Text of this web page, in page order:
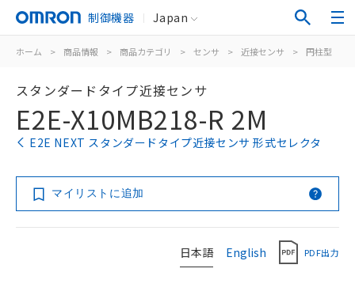
制御機器 Japan
ホーム > 商品情報 > 商品カテゴリ > センサ > 近接センサ > 円柱型
スタンダードタイプ近接センサ
E2E-X10MB218-R 2M
E2E NEXT スタンダードタイプ近接センサ 形式セレクタ
マイリストに追加
日本語 English PDF出力